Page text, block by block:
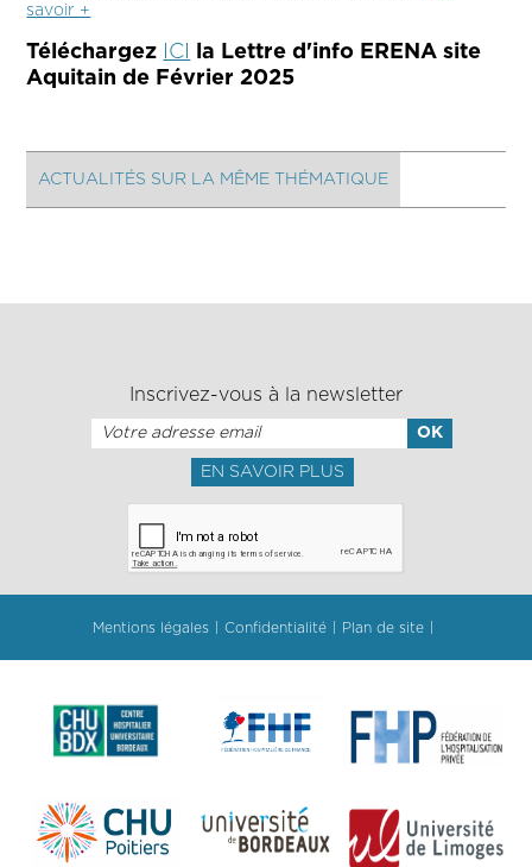
savoir +
Téléchargez ICI
la Lettre d'info ERENA site
Aquitain de Février 2025
ACTUALITÉS SUR LA MÊME THÉMATIQUE
Inscrivez-vous à la newsletter
EN SAVOIR PLUS
Mentions légales Confidentialité Plan de site